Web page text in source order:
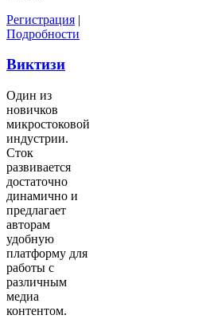
Регистрация |
Подробности
Виктизи
Один из
новичков
микростоковой
индустрии.
Сток
развивается
достаточно
динамично и
предлагает
авторам
удобную
платформу для
работы с
различным
медиа
контентом.